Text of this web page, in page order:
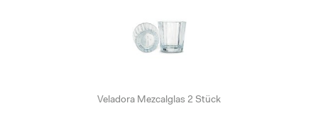
Veladora Mezcalglas 2 Stück